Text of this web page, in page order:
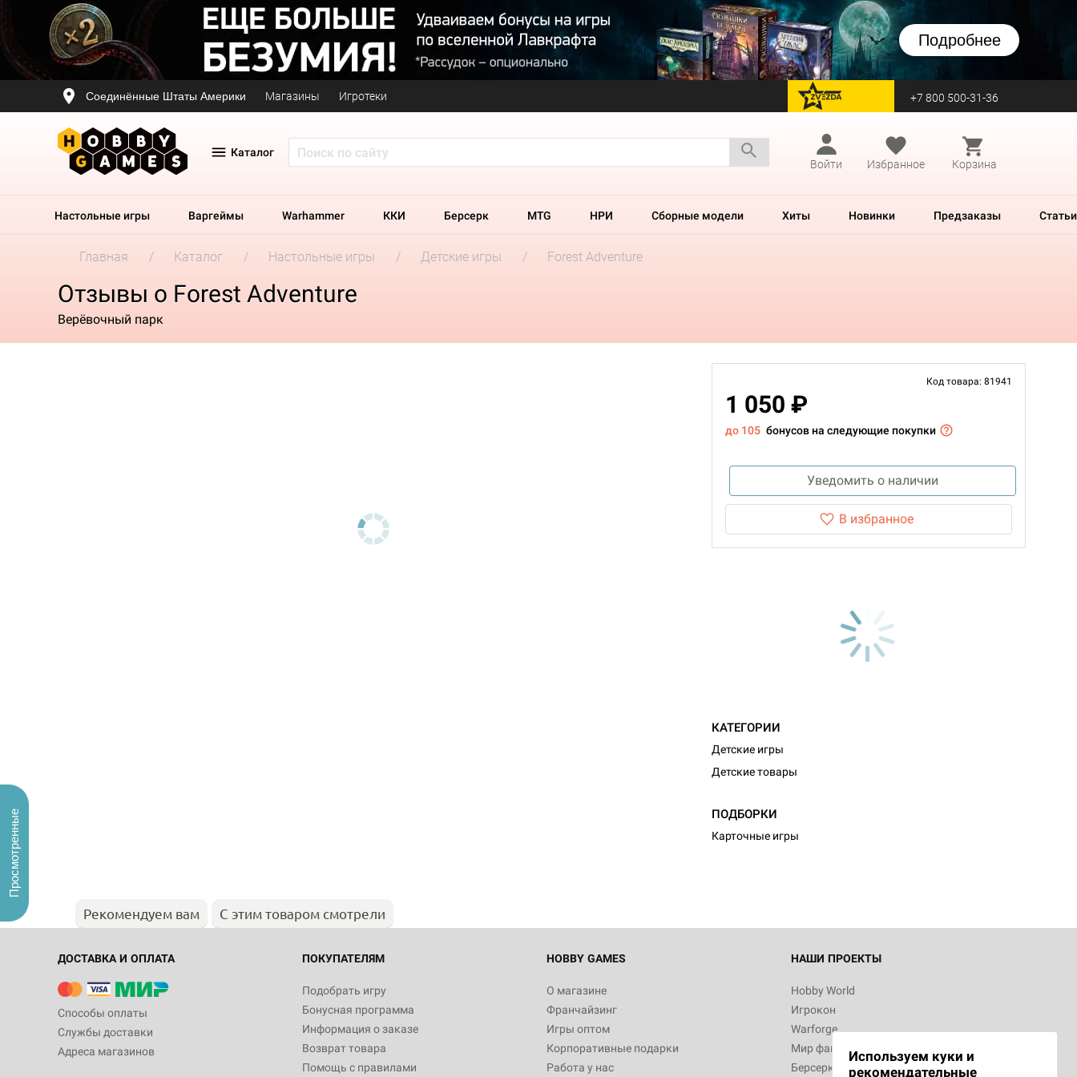
Подробнее
Соединённые Штаты Америки Магазины Игротеки перейти на Zvezda +7 800 500-31-36
Каталог
Войти
Избранное Корзина
Настольные игры Варгеймы Warhammer ККИ Берсерк MTG НРИ Сборные модели Хиты Новинки Предзаказы Статьи
Главная Каталог Настольные игры Детские игры Forest Adventure
Отзывы о Forest Adventure
Верёвочный парк
Код товара: 81941
1 050 ₽
до 105 бонусов на следующие покупки
Уведомить о наличии
В избранное
КАТЕГОРИИ
Детские игры
Детские товары
ПОДБОРКИ
Карточные игры
Рекомендуем вам С этим товаром смотрели
ДОСТАВКА И ОПЛАТА
Способы оплаты
Службы доставки
Адреса магазинов
ПОКУПАТЕЛЯМ
Подобрать игру
Бонусная программа
Информация о заказе
Возврат товара
Помощь с правилами
HOBBY GAMES
О магазине
Франчайзинг
Игры оптом
Корпоративные подарки
Работа у нас
НАШИ ПРОЕКТЫ
Hobby World
Игрокон
Warforge
Мир фантастики
Берсерк
Используем куки и
рекомендательные
Просмотренные
Настольная игра Hobby World Монстры
Белая смерть
12 990
Настольная игра Hobby World Берсерк.
3 490